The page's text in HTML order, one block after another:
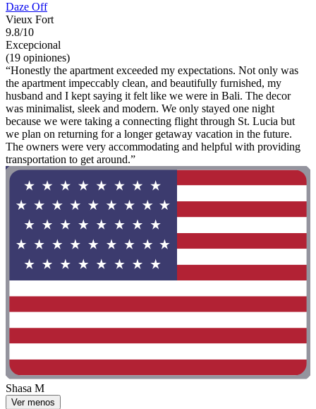
Daze Off
Vieux Fort
9.8/10
Excepcional
(19 opiniones)
“Honestly the apartment exceeded my expectations. Not only was
the apartment impeccably clean, and beautifully furnished, my
husband and I kept saying it felt like we were in Bali. The decor
was minimalist, sleek and modern. We only stayed one night
because we were taking a connecting flight through St. Lucia but
we plan on returning for a longer getaway vacation in the future.
The owners were very accommodating and helpful with providing
transportation to get around.”
Shasa M
Ver menos